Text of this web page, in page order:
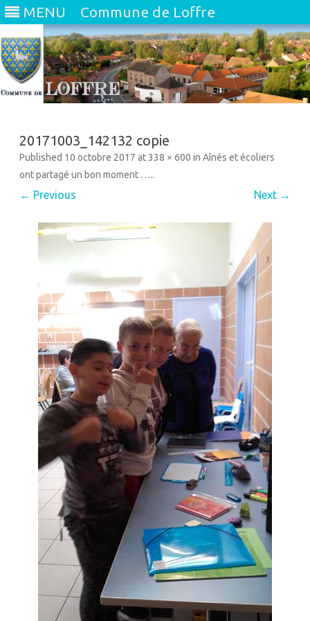
MENU Commune de Loffre
20171003_142132 copie
Published 10 octobre 2017 at338 × 600 in Aînés et écoliers
ont partagé un bon moment …..
← Previous Next →